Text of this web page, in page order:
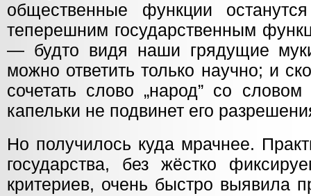
общественные функции
теперешним государственным
— будто видя наши грядущие
можно ответить только научно; и
сочетать слово „народ” со словом
капельки не подвинет его
Но получилось куда мрачнее.
государства, без жёстко
критериев, очень быстро выявила